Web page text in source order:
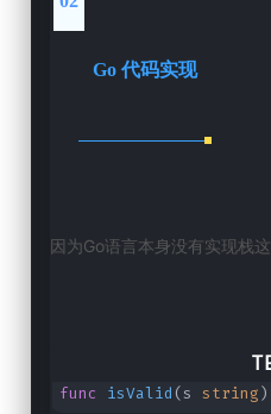
Go 代码实现
因为Go语言本身没有实现栈
func isValid (s string)